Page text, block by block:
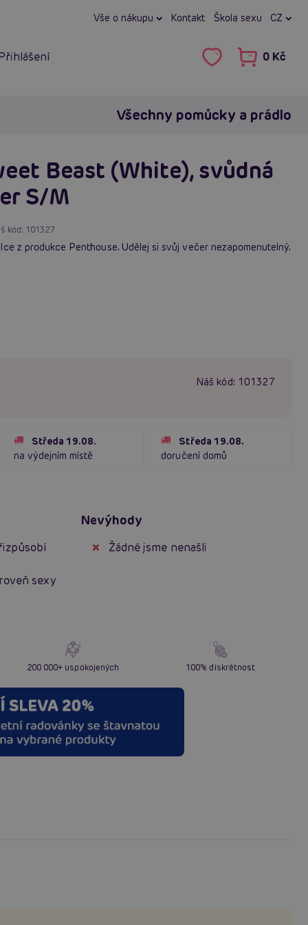
Vše o nákupu Kontakt Škola sexu CZ
0 Kč
Všechny pomůcky a prádlo
Beast (White), svůdná
S/M
kód: 101327
z produkce Penthouse. Udělej si svůj večer nezapomenutelný.
Náš kód: 101327
Středa 19.08.
na výdejním místě
Středa 19.08.
doručení domů
sexy
Nevýhody
Žádné jsme nenašli
200 000+ uspokojených 100% diskrétnost